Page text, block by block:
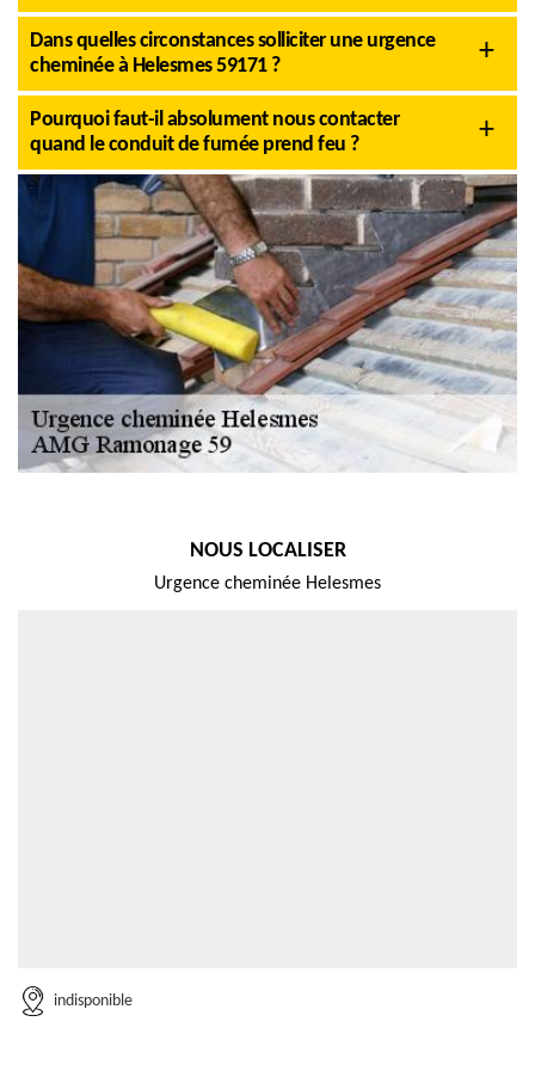
Dans quelles circonstances solliciter une urgence
cheminée à Helesmes 59171 ?
Pourquoi faut-il absolument nous contacter
quand le conduit de fumée prend feu ?
NOUS LOCALISER
Urgence cheminée Helesmes
indisponible